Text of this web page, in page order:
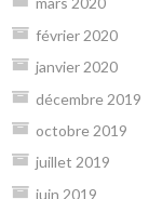
février 2020
janvier 2020
décembre 2019
octobre 2019
juillet 2019
juin 2019